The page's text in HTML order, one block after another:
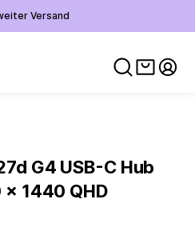
Versand
G4 USB-C Hub
1440 QHD